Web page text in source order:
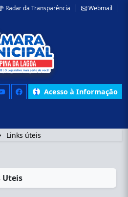
Radar da Transparência Webmail
Acesso à Informação
Links úteis
Uteis